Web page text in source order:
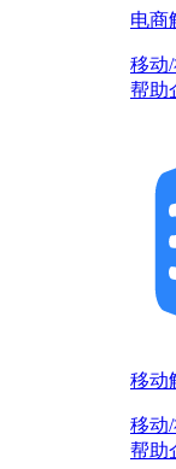
电商
移动
帮助
移动
移动
帮助